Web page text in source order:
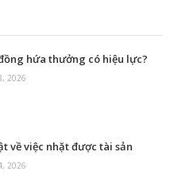
hứa thưởng có hiệu lực?
2026
về việc nhặt được tài sản
2026